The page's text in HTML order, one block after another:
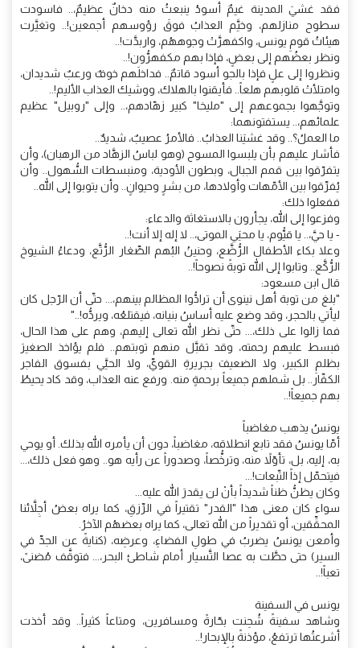
فقد غشيَ المدينة غيمٌ أسودُ ينبعثُ منه دخانٌ عظيمٌ،.. فاسودت
سطوح منازلهم، وخيَّم العذابُ فوقَ رؤوسهم أجمعين!.. وتغيَّرت
هيئاتُ قومِ يونس، واكفهرَّتْ وجوههُم، واربدَّت!..
ونظر بعضُهم إلى بعضٍ، فإذا بهم مكفهرُّون!..
ونظروا إلى علٍ فإذا بالجو أسود قاتمٌ.. فداخلَهم خوفٌ ورعبٌ شديدان،
وامتلأتْ قلوبهم هلعاً.. فأيقنوا بالهلاك، ووشيك العذاب الأليم!..
وتوجَّهوا بجموعهم إلى "مليخا" كبير زهّادهم،.. وإلى "روبيل" عظيم
علمائهم،.. يستفتونهما:
ما العملُ؟.. وقد غشيَنا العذابُ.. فالأمرُ عصيبٌ، شديدٌ..
فأشار عليهم بأن يلبسوا المسوح (وهو لباسُ الزهَّاد من الرهبان)، وأن
يتفرّقوا بين قمم الجبال، وبطون الأودية، ومنبسطات السُّهول.. وأن
يُفرِّقوا بين الأمّهات وأولادها، من بشرٍ وحيوانٍ.. وأن يتوبوا إلى الله..
ففعلوا ذلك:
وفزعوا إلى الله، يجأرون بالاستغاثة والدعاء:
- يا حيَّ،.. يا قيُّوم، يا محييَ الموتى،.. لا إله إلا أنت!..
وعلا بكاء الأطفال الرُّضَّع، وحنينُ البُهم الصِّغار الرُّتَّع، ودعاءُ الشيوخ
الرُّكَّع.. وتابوا إلى الله توبةً نصوحاً!..
قال ابن مسعود:
"بلغ من توبة أهل نينوى أن ترادُّوا المظالم بينهم،... حتّى أن الرّجل كان
ليأتي بالحجر، وقد وضع عليه أساسُ بنيانه، فيقتلعُه، ويردُّه!.."
فما زالوا على ذلك،... حتّى نظر الله تعالى إليهم، وهم على هذا الحال،
فبسط عليهم رحمته، وقد تقبَّل منهم توبتهم.. فلم يؤاخذ الصغيرَ
بظلمِ الكبير، ولا الضعيفَ بجريرةِ القويِّ، ولا الحييَّ بفسوق الفاجر
الكفّار.. بل شملهم جميعاً برحمةٍ منه. ورفع عنه العذاب، وقد كاد يحيطُ
بهم جميعاً!..
يونسُ يذهب مغاضباً
أمّا يونسُ فقد تابع انطلاقه، مغاضباً، دون أن يأمره الله بذلك. أو يوحي
به، إليه، بل، تأوّلاً منه، وترخُّصاً، وصدوراً عن رأيه هو.. وهو فعل ذلك،...
فيتحمّل إذاً التّبعات!...
وكان يظنُّ ظناً شديداً بأنْ لن يقدرَ الله عليه...
سواء كان معنى هذا "القدر" تقتيراً في الرِّزقِ، كما يراه بعضُ أجِلاَّئنا
المحقِّقين، أو تقديراً من الله تعالى، كما يراه بعضهُم الآخرُ.
وأمعن يونسُ يضربُ في طولِ الفضاءِ، وعرضِه، (كنايةً عن الجدِّ في
السير) حتى حطَّت به عصا التَّسيار أمام شاطئ البحر،... فتوقَّف مُضنىً،
تعباً!..
يونس في السفينة
وشاهد سفينةً شُحِنت بحّارةً ومسافرين، ومتاعاً كثيراً.. وقد أخذت
أشرعتُها ترتفعُ، مؤذنةً بالإبحار!..